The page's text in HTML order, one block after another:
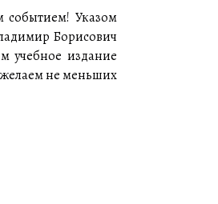
событием! Указом
Борисович
учебное издание
желаем не меньших